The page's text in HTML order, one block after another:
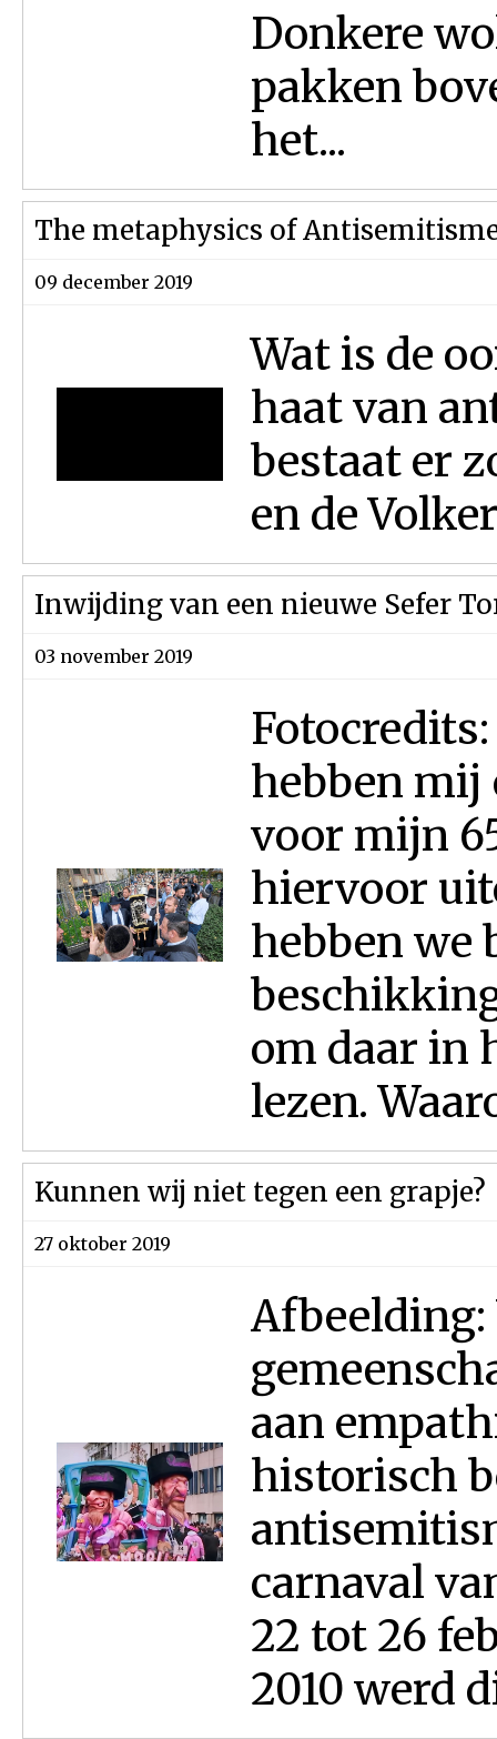
Donkere
pakken
het...
The metaphysics of
09 december 2019
Wat is de
haat van
bestaat er
en de
Inwijding van een nieuwe Sefer
03 november 2019
hebben mij
voor mijn
hiervoor
hebben we
om daar in
lezen.
Kunnen wij niet tegen een grapje?
27 oktober 2019
Afbeelding:
aan
historisch
carnaval
22 tot 26
2010 werd